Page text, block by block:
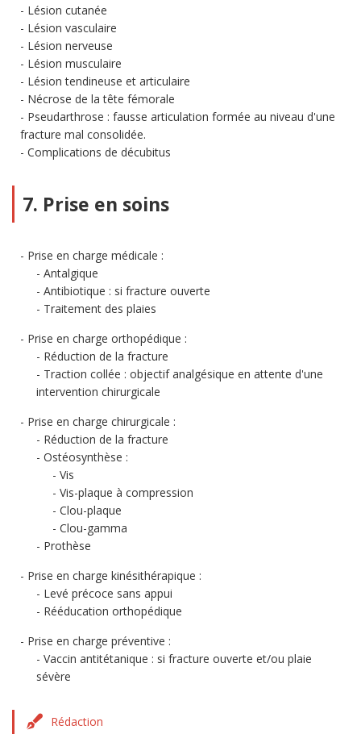
Lésion cutanée
Lésion vasculaire
Lésion nerveuse
Lésion musculaire
Lésion tendineuse et articulaire
Nécrose de la tête fémorale
Pseudarthrose : fausse articulation formée au niveau d'une
fracture mal consolidée.
Complications de décubitus
7. Prise en soins
Prise en charge médicale :
Antalgique
Antibiotique : si fracture ouverte
Traitement des plaies
Prise en charge orthopédique :
Réduction de la fracture
Traction collée : objectif analgésique en attente d'une
intervention chirurgicale
Prise en charge chirurgicale :
Réduction de la fracture
Ostéosynthèse :
Vis
Vis-plaque à compression
Clou-plaque
Clou-gamma
Prothèse
Prise en charge kinésithérapique :
Levé précoce sans appui
Rééducation orthopédique
Prise en charge préventive :
Vaccin antitétanique : si fracture ouverte et/ou plaie
sévère
Rédaction